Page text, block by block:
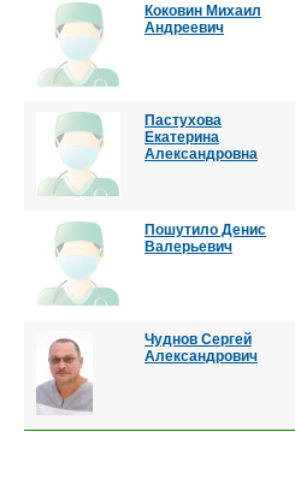
Коковин Михаил
Андреевич
Пастухова
Екатерина
Александровна
Пошутило Денис
Валерьевич
Чуднов Сергей
Александрович